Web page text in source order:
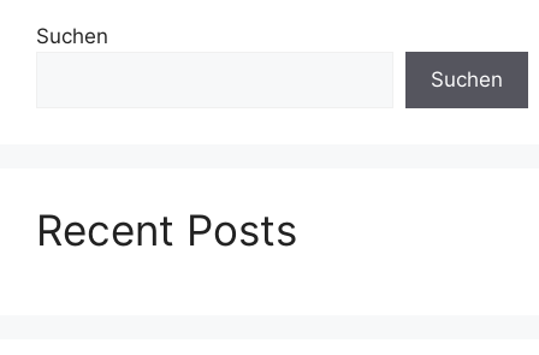
Suchen
Suchen
Recent Posts